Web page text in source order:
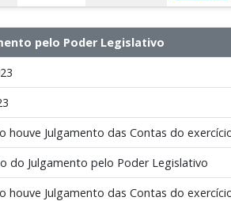
pelo Poder Legislativo
houve Julgamento das Contas do
do Julgamento pelo Poder Legislativo
houve Julgamento das Contas do